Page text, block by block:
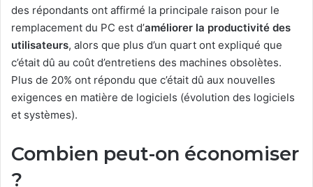
des répondants ont affirmé la principale raison pour le
remplacement du PC est d’améliorer la productivité des
utilisateurs, alors que plus d’un quart ont expliqué que
c’était dû au coût d’entretiens des machines obsolètes.
Plus de 20% ont répondu que c’était dû aux nouvelles
exigences en matière de logiciels (évolution des logiciels
et systèmes).
Combien peut-on économiser
?